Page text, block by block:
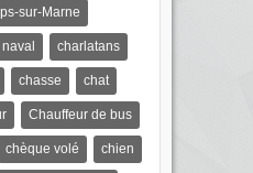
sur-Marne
charlatans
chasse chat
Chauffeur de bus
chèque volé chien